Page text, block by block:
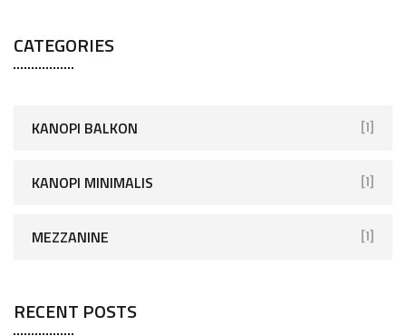
CATEGORIES
KANOPI BALKON [1]
KANOPI MINIMALIS [1]
MEZZANINE [1]
RECENT POSTS